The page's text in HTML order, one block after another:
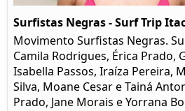
Surfistas Negras - Surf Trip
Movimento Surfistas Negras.
Camila Rodrigues, Érica Prado,
Isabella Passos, Iraíza Pereira,
Silva, Moane Cesar e Tainá
Prado, Jane Morais e Yorrana